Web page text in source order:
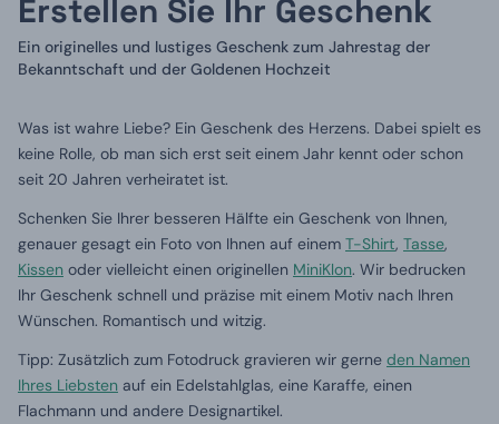
Erstellen Sie Ihr Geschenk
Ein originelles und lustiges Geschenk zum Jahrestag der
Bekanntschaft und der Goldenen Hochzeit
Was ist wahre Liebe? Ein Geschenk des Herzens. Dabei spielt es
keine Rolle, ob man sich erst seit einem Jahr kennt oder schon
seit 20 Jahren verheiratet ist.
Schenken Sie Ihrer besseren Hälfte ein Geschenk von Ihnen,
genauer gesagt ein Foto von Ihnen auf einem T-Shirt, Tasse,
Kissen oder vielleicht einen originellen MiniKlon. Wir bedrucken
Ihr Geschenk schnell und präzise mit einem Motiv nach Ihren
Wünschen. Romantisch und witzig.
Tipp: Zusätzlich zum Fotodruck gravieren wir gerne den Namen
Ihres Liebsten auf ein Edelstahlglas, eine Karaffe, einen
Flachmann und andere Designartikel.